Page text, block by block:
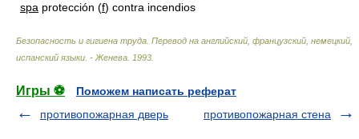
spa protección (f) contra incendios
Безопасность и гигиена труда. Перевод на английский, французский, немецкий,
испанский языки. - Женева 1993
Игры ⚽
Поможем написать реферат
противопожарная дверь
противопожарная стена